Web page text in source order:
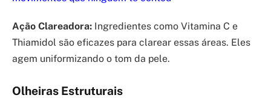
Ação Clareadora: Ingredientes como Vitamina C e
Thiamidol são eficazes para clarear essas áreas. Eles
agem uniformizando o tom da pele.
Olheiras Estruturais